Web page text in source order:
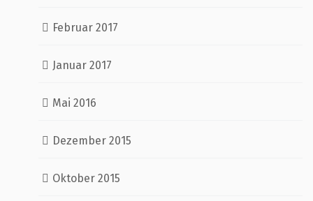
Februar 2017
Januar 2017
Mai 2016
Dezember 2015
Oktober 2015